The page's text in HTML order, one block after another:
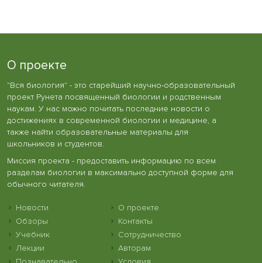
О проекте
"Вся биология" - это старейший научно-образовательный
проект Рунета посвященный биологии и родственным
наукам. У нас можно почитать последние новости о
достижениях в современной биологии и медицине, а
также найти образовательные материалы для
школьников и студентов.
Миссия проекта - предоставить информацию по всем
разделам биологии в максимально доступной форме для
обычного читателя.
Новости
Обзоры
Учебник
Лекции
О проекте
Контакты
Сотрудничество
Авторам